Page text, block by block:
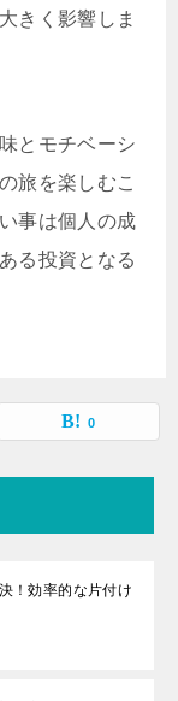
きく影響しま
とモチベーシ
旅を楽しむこ
事は個人の成
る投資となる
0
！効率的な片付け